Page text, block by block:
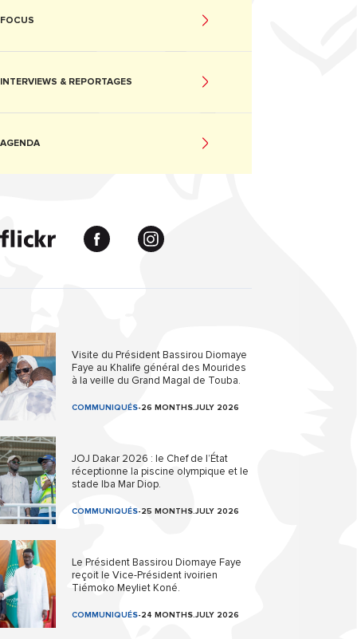
FOCUS
INTERVIEWS & REPORTAGES
AGENDA
Visite du Président Bassirou Diomaye
Faye au Khalife général des Mourides
à la veille du Grand Magal de Touba.
COMMUNIQUÉS-26 MONTHS.JULY 2026
JOJ Dakar 2026 : le Chef de l’État
réceptionne la piscine olympique et le
stade Iba Mar Diop.
COMMUNIQUÉS-25 MONTHS.JULY 2026
Le Président Bassirou Diomaye Faye
reçoit le Vice-Président ivoirien
Tiémoko Meyliet Koné.
COMMUNIQUÉS-24 MONTHS.JULY 2026